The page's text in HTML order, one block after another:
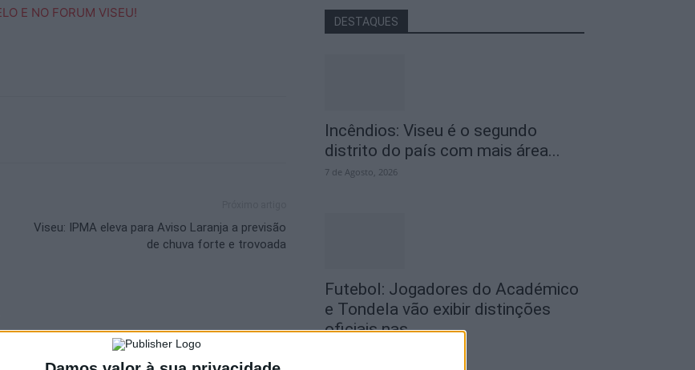
Viseu: IPMA eleva para Aviso Laranja a previsão
de chuva forte e trovoada
DESTAQUES
Incêndios: Viseu é o segundo
distrito do país com mais área...
7 de Agosto, 2026
Futebol: Jogadores do Académico
e Tondela vão exibir distinções
oficiais nas...